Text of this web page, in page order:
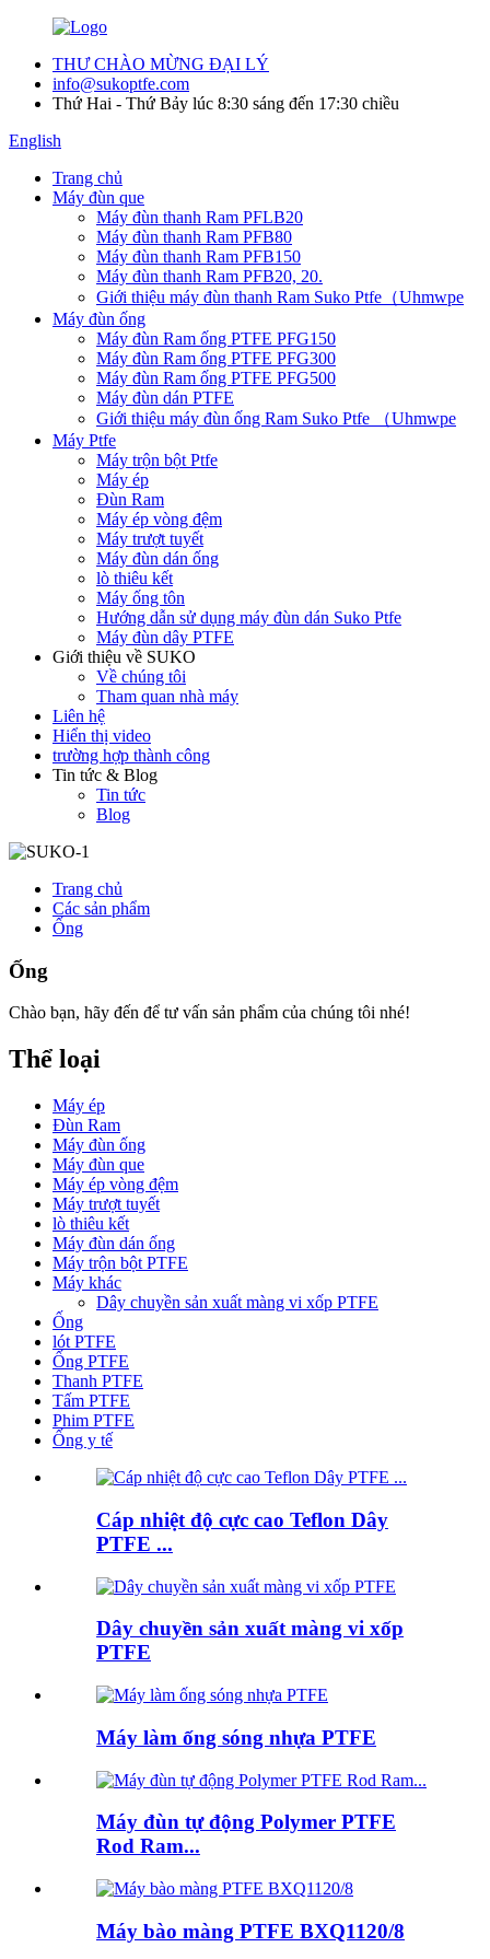
THƯ CHÀO MỪNG ĐẠI LÝ
info@sukoptfe.com
Thứ Hai - Thứ Bảy lúc 8:30 sáng đến 17:30 chiều
English
Trang chủ
Máy đùn que
Máy đùn thanh Ram PFLB20
Máy đùn thanh Ram PFB80
Máy đùn thanh Ram PFB150
Máy đùn thanh Ram PFB20, 20.
Giới thiệu máy đùn thanh Ram Suko Ptfe（Uhmwpe
Máy đùn ống
Máy đùn Ram ống PTFE PFG150
Máy đùn Ram ống PTFE PFG300
Máy đùn Ram ống PTFE PFG500
Máy đùn dán PTFE
Giới thiệu máy đùn ống Ram Suko Ptfe （Uhmwpe
Máy Ptfe
Máy trộn bột Ptfe
Máy ép
Đùn Ram
Máy ép vòng đệm
Máy trượt tuyết
Máy đùn dán ống
lò thiêu kết
Máy ống tôn
Hướng dẫn sử dụng máy đùn dán Suko Ptfe
Máy đùn dây PTFE
Giới thiệu về SUKO
Về chúng tôi
Tham quan nhà máy
Liên hệ
Hiển thị video
trường hợp thành công
Tin tức & Blog
Tin tức
Blog
Trang chủ
Các sản phẩm
Ống
Ống
Chào bạn, hãy đến để tư vấn sản phẩm của chúng tôi nhé!
Thể loại
Máy ép
Đùn Ram
Máy đùn ống
Máy đùn que
Máy ép vòng đệm
Máy trượt tuyết
lò thiêu kết
Máy đùn dán ống
Máy trộn bột PTFE
Máy khác
Dây chuyền sản xuất màng vi xốp PTFE
Ống
lót PTFE
Ống PTFE
Thanh PTFE
Tấm PTFE
Phim PTFE
Ống y tế
Cáp nhiệt độ cực cao Teflon Dây
PTFE ...
Dây chuyền sản xuất màng vi xốp
PTFE
Máy làm ống sóng nhựa PTFE
Máy đùn tự động Polymer PTFE
Rod Ram...
Máy bào màng PTFE BXQ1120/8